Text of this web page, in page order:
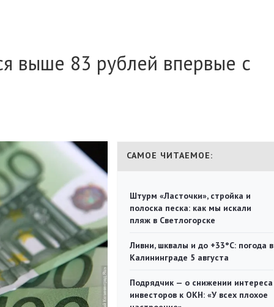
выше 83 рублей впервые с
САМОЕ ЧИТАЕМОЕ:
Штурм «Ласточки», стройка и
полоска песка: как мы искали
пляж в Светлогорске
Ливни, шквалы и до +33°С: погода в
Калининграде 5 августа
Подрядчик — о снижении интереса
инвесторов к ОКН: «У всех плохое